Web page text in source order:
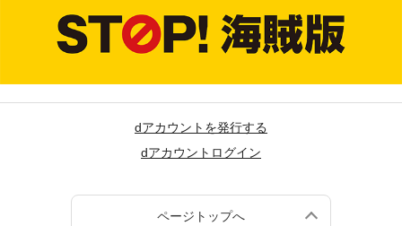
dアカウントを発行する
dアカウントログイン
ページトップへ